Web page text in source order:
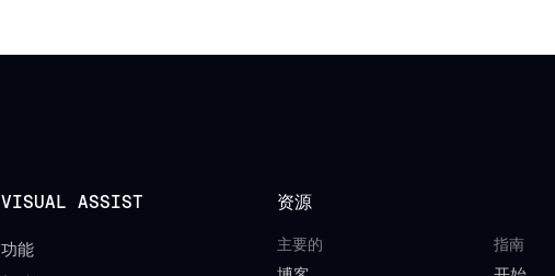
VISUAL ASSIST
功能
资源
主要的 指南